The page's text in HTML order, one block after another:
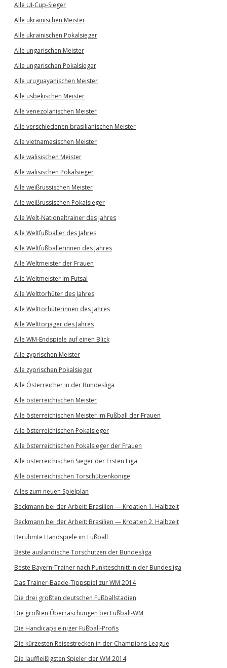
Alle UI-Cup-Sieger
Alle ukrainischen Meister
Alle ukrainischen Pokalsieger
Alle ungarischen Meister
Alle ungarischen Pokalsieger
Alle uruguayanischen Meister
Alle usbekischen Meister
Alle venezolanischen Meister
Alle verschiedenen brasilianischen Meister
Alle vietnamesischen Meister
Alle walisischen Meister
Alle walisischen Pokalsieger
Alle weißrussischen Meister
Alle weißrussischen Pokalsieger
Alle Welt-Nationaltrainer des Jahres
Alle Weltfußballer des Jahres
Alle Weltfußballerinnen des Jahres
Alle Weltmeister der Frauen
Alle Weltmeister im Futsal
Alle Welttorhüter des Jahres
Alle Welttorhüterinnen des Jahres
Alle Welttorjäger des Jahres
Alle WM-Endspiele auf einen Blick
Alle zyprischen Meister
Alle zyprischen Pokalsieger
Alle Österreicher in der Bundesliga
Alle österreichischen Meister
Alle österreichischen Meister im Fußball der Frauen
Alle österreichischen Pokalsieger
Alle österreichischen Pokalsieger der Frauen
Alle österreichischen Sieger der Ersten Liga
Alle österreichischen Torschützenkönige
Alles zum neuen Spielplan
Beckmann bei der Arbeit: Brasilien — Kroatien 1. Halbzeit
Beckmann bei der Arbeit: Brasilien — Kroatien 2. Halbzeit
Berühmte Handspiele im Fußball
Beste ausländische Torschützen der Bundesliga
Beste Bayern-Trainer nach Punkteschnitt in der Bundesliga
Das Trainer-Baade-Tippspiel zur WM 2014
Die drei größten deutschen Fußballstadien
Die größten Überraschungen bei Fußball-WM
Die Handicaps einiger Fußball-Profis
Die kürzesten Reisestrecken in der Champions League
Die lauffleißigsten Spieler der WM 2014